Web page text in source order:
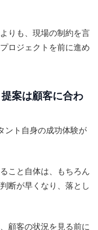
りも、現場の制約を言
ロジェクトを前に進め
案は顧客に合わ
ント自身の成功体験が
こと自体は、もちろん
断が早くなり、落とし
顧客の状況を見る前に